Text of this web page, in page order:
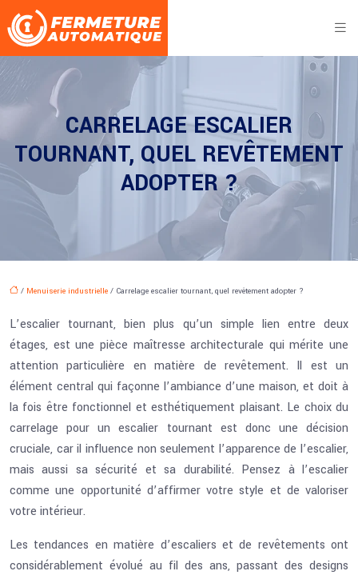
CARRELAGE ESCALIER
TOURNANT, QUEL REVÊTEMENT
ADOPTER ?
/ Menuiserie industrielle / Carrelage escalier tournant, quel revêtement adopter ?
L’escalier tournant, bien plus qu’un simple lien entre deux
étages, est une pièce maîtresse architecturale qui mérite une
attention particulière en matière de revêtement. Il est un
élément central qui façonne l’ambiance d’une maison, et doit à
la fois être fonctionnel et esthétiquement plaisant. Le choix du
carrelage pour un escalier tournant est donc une décision
cruciale, car il influence non seulement l’apparence de l’escalier,
mais aussi sa sécurité et sa durabilité. Pensez à l’escalier
comme une opportunité d’affirmer votre style et de valoriser
votre intérieur.
Les tendances en matière d’escaliers et de revêtements ont
considérablement évolué au fil des ans, passant des designs